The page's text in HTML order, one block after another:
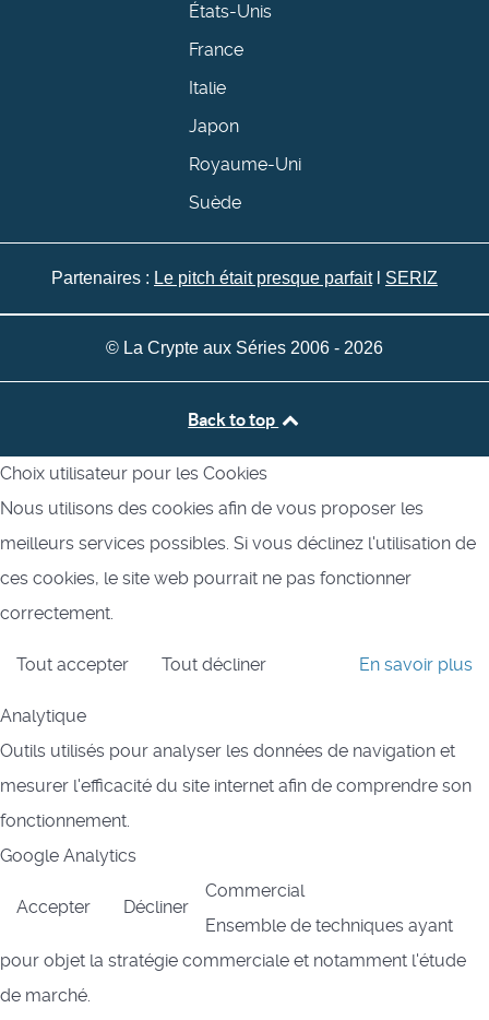
États-Unis
France
Italie
Japon
Royaume-Uni
Suède
Partenaires : Le pitch était presque parfaitl SERIZ
© La Crypte aux Séries 2006 - 2026
Back to top
Choix utilisateur pour les Cookies
Nous utilisons des cookies afin de vous proposer les
meilleurs services possibles. Si vous déclinez l'utilisation de
ces cookies, le site web pourrait ne pas fonctionner
correctement.
Tout accepter Tout décliner En savoir plus
Analytique
Outils utilisés pour analyser les données de navigation et
mesurer l'efficacité du site internet afin de comprendre son
fonctionnement.
Google Analytics
Accepter Décliner
Commercial
Ensemble de techniques ayant
pour objet la stratégie commerciale et notamment l'étude
de marché.